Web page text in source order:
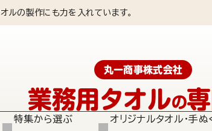
ルの製作にも力を入れています。
丸一商事株式会社
業務用タオルの
特集から選ぶ
オリジナルタオル・手